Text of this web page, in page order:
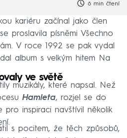
6 min čtení
kariéru začínal jako člen
proslavila písněmi Všechno
V roce 1992 se pak vydal
album s velkým hitem Na
ve světě
muzikály, které napsal. Než
Hamleta, rozjel se do
pro inspiraci navštívil několik
s pocitem, že těch způsobů,